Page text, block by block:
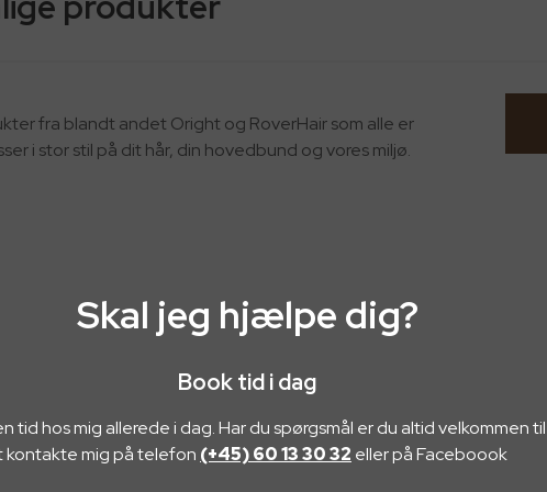
fra blandt andet Oright og RoverHair som alle er
i stor stil på dit hår, din hovedbund og vores miljø.
Skal jeg hjælpe dig?
Book tid i dag
tid hos mig allerede i dag. Har du spørgsmål er du altid velkommen til
kontakte mig på telefon (+45) 60 13 30 32 eller på Faceboook